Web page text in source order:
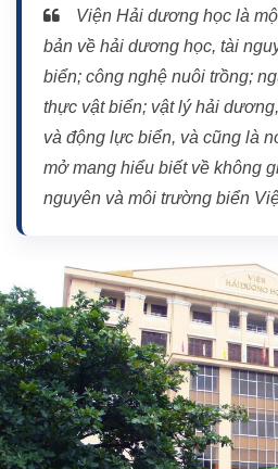
Viện Hải dương học là
bản về hải dương học, tài
biển; công nghệ nuôi trồng;
thực vật biển; vật lý hải
và động lực biển, và cũng là
mở mang hiểu biết về không
nguyên và môi trường biển